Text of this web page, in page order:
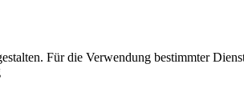
Für die Verwendung bestimmter